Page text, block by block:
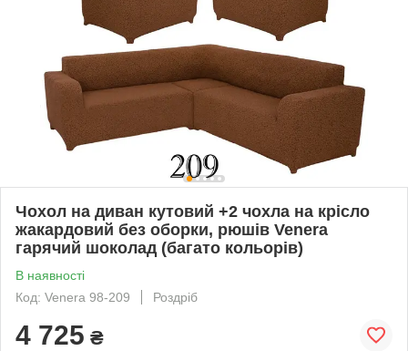
Чохол на диван кутовий +2 чохла на крісло
жакардовий без оборки, рюшів Venera
гарячий шоколад (багато кольорів)
В наявності
Код: Venera 98-209
Роздріб
4 725 ₴